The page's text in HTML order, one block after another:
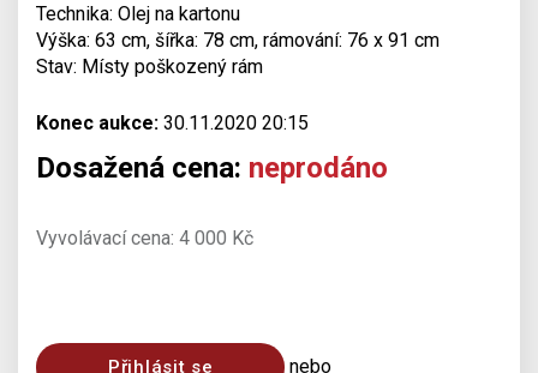
Technika: Olej na kartonu
Výška: 63 cm, šířka: 78 cm, rámování: 76 x 91 cm
Stav: Místy poškozený rám
Konec aukce: 30.11.2020 20:15
Dosažená cena: neprodáno
Vyvolávací cena: 4 000 Kč
Přihlásit se nebo